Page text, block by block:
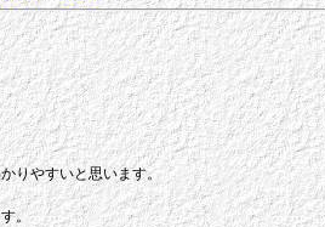
りやすいと思います。
。